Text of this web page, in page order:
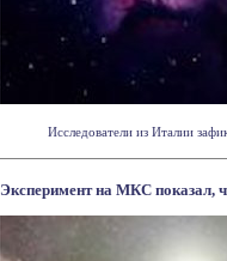
Исследователи из Италии
Эксперимент на МКС показал,